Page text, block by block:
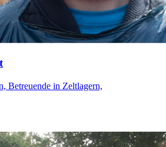
Betreuende in Zeltlagern,